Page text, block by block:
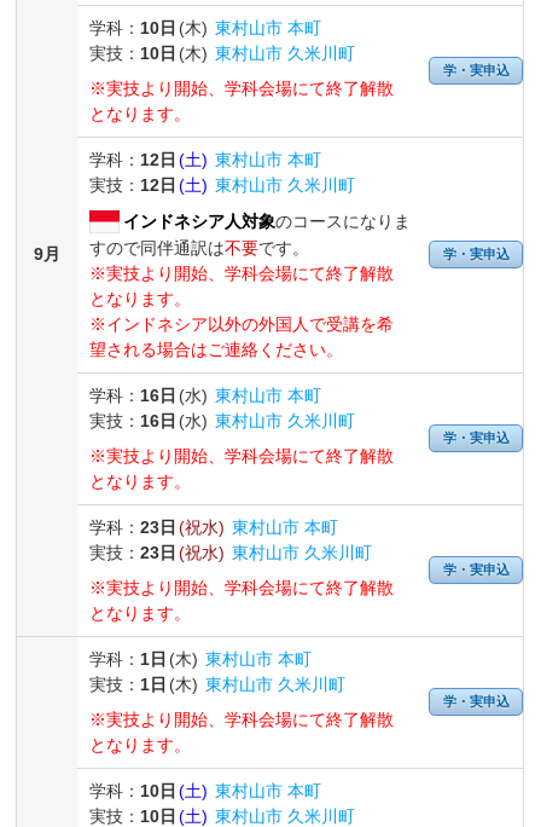
9月
学科： 10日 (木) 東村山市 本町
実技： 10日 (木) 東村山市 久米川町
※実技より開始、学科会場にて終了解散
となります。
学・実申込
学科： 12日 (土) 東村山市 本町
実技： 12日 (土) 東村山市 久米川町
インドネシア人対象のコースになりま
すので同伴通訳は不要です。
※実技より開始、学科会場にて終了解散
となります。
※インドネシア以外の外国人で受講を希
望される場合はご連絡ください。
学・実申込
学科： 16日 (水) 東村山市 本町
実技： 16日 (水) 東村山市 久米川町
※実技より開始、学科会場にて終了解散
となります。
学・実申込
学科：23日 (祝水) 東村山市 本町
実技：23日 (祝水) 東村山市 久米川町
※実技より開始、学科会場にて終了解散
となります。
学・実申込
学科： 1日 (木) 東村山市 本町
実技： 1日 (木) 東村山市 久米川町
※実技より開始、学科会場にて終了解散
となります。
学・実申込
学科： 10日 (土) 東村山市 本町
実技： 10日 (土) 東村山市 久米川町